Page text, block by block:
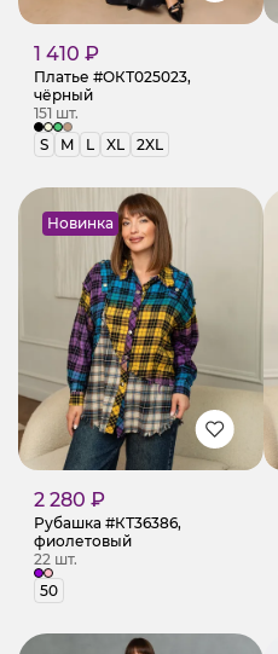
1 410 ₽
Платье #ОКТ025023,
чёрный
151 шт.
S
M L XL 2XL
Новинка
2 280 ₽
Рубашка #КТ36386,
фиолетовый
22 шт.
50